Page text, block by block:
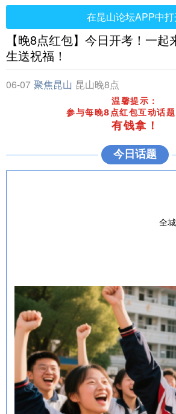
在昆山论坛APP中
【晚8点红包】今日开考！一
生送祝福！
06-07 聚焦昆山 昆山晚8点
温馨提示：
参与每晚8点红包互动话
有钱拿 ！
今日话题
全